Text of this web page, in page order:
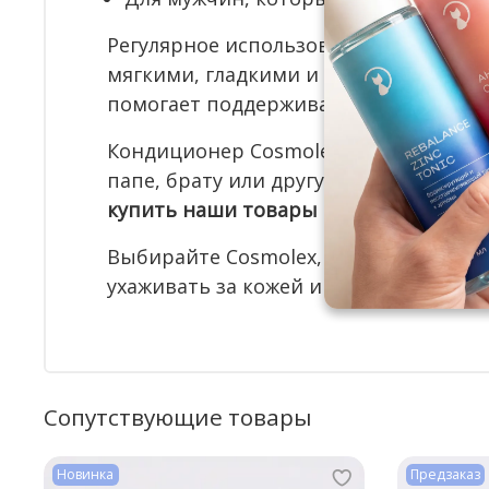
Регулярное использованиесредства
мягкими, гладкими и послушными.
помогает поддерживать
Кондиционер Cosmolex станет
папе, брату или другу на день
купить наши товары в подарок со
Выбирайте Cosmolex, если хотите
ухаживать за кожей и поддерживать
Сопутствующие товары
Новинка Предзаказ